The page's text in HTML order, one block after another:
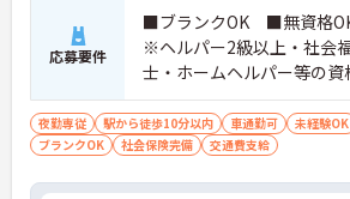
応募要件
■ブランクOK ■無資格
※ヘルパー2級以上・社会
士・ホームヘルパー等の資
祉系業務経験者、障害者
生活支援員、障害者支援員
生活相談員等の経験歓迎
夜勤専従 駅から徒歩10分以内 車通勤可 未経験OK
ブランクOK
社会保険完備 交通費支給